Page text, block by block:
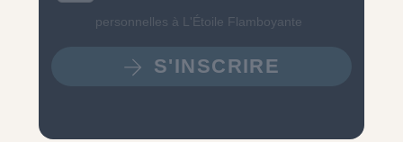
personnelles à L'Étoile Flamboyante
S'INSCRIRE